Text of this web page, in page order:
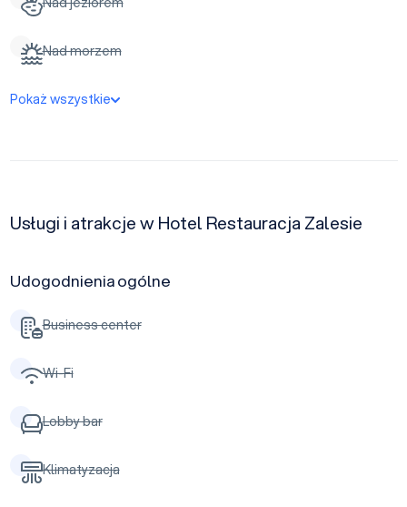
Nad morzem
Pokaż wszystkie
Usługi i atrakcje w Hotel Restauracja Zalesie
Udogodnienia ogólne
Business center
Wi-Fi
Lobby bar
Klimatyzacja